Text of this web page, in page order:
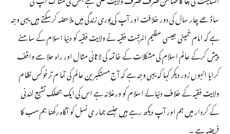
ساڈھے چار سال کی دور خلافت اور آپ کی پوری زندگی میں ملاحضہ کرسکتے ہیں یہی وجہ
ہے کہ امام خمینی جیسی عظیم المرتبت فقیہ نے ولایت فقیہ کو دنیا اسلام کے سامنے
پیش کرکے عالم اسلام کی مشکلات کے خاتمہ کی لا ثانی مثال اور راہ حلا سے واقف
کرایا انہوں زور دیکر کہا کہ یہی وجہ ہے کہ آج مستکبرین عالم کی تما م تر فوکس نظام
ولایت فقیہ کے خلاف دنیائے اسلام کو ورغلانہ ہے اس کی ایک جھلک تشیع لندنی
کے کردار میں ہم اور آپ دیکھ رہے ہیں جنسے ہمار ی نسل کو آگاہ رکھنا ہم سب کا
فریضہ ہے ۔